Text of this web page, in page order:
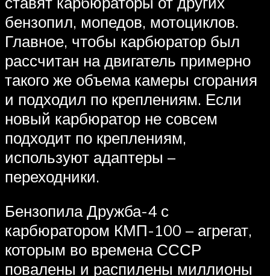
бензопил, мопедов, мотоциклов.
Главное, чтобы карбюратор был
рассчитан на двигатель примерно
такого же объема камеры сгорания
и подходил по креплениям. Если
новый карбюратор не совсем
подходит по креплениям,
используют адаптеры –
переходники.
Бензопила Дружба-4 с
карбюратором КМП-100 – агрегат,
которым во времена СССР
повалены и распилены миллионы